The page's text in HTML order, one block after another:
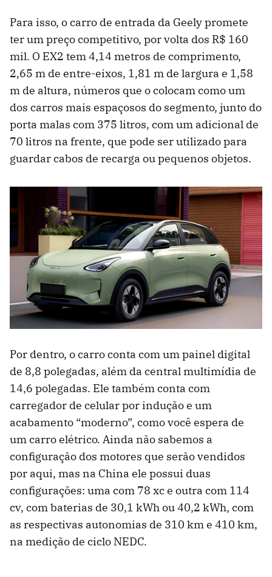
Para isso, o carro de entrada da Geely promete
ter um preço competitivo, por volta dos R$ 160
mil. O EX2 tem 4,14 metros de comprimento,
2,65 m de entre-eixos, 1,81 m de largura e 1,58
m de altura, números que o colocam como um
dos carros mais espaçosos do segmento, junto do
porta malas com 375 litros, com um adicional de
70 litros na frente, que pode ser utilizado para
guardar cabos de recarga ou pequenos objetos.
Por dentro, o carro conta com um painel digital
de 8,8 polegadas, além da central multimídia de
14,6 polegadas. Ele também conta com
carregador de celular por indução e um
acabamento “moderno”, como você espera de
um carro elétrico. Ainda não sabemos a
configuração dos motores que serão vendidos
por aqui, mas na China ele possui duas
configurações: uma com 78 xc e outra com 114
cv, com baterias de 30,1 kWh ou 40,2 kWh, com
as respectivas autonomias de 310 km e 410 km,
na medição de ciclo NEDC.